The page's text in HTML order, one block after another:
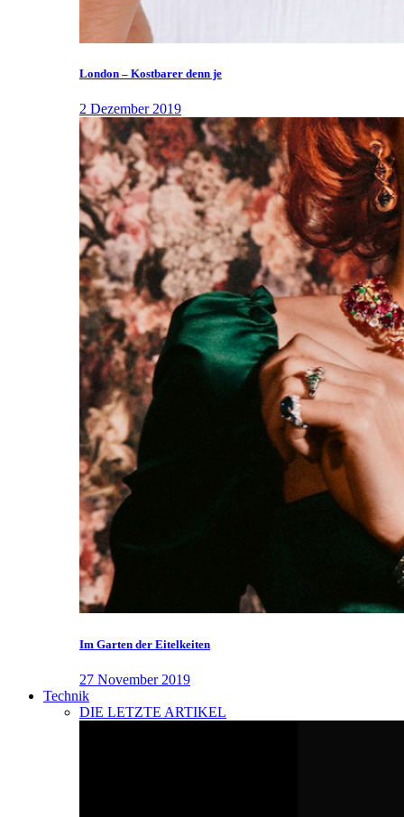
London – Kostbarer denn je
2 Dezember 2019
Im Garten der Eitelkeiten
27 November 2019
Technik
DIE LETZTE ARTIKEL